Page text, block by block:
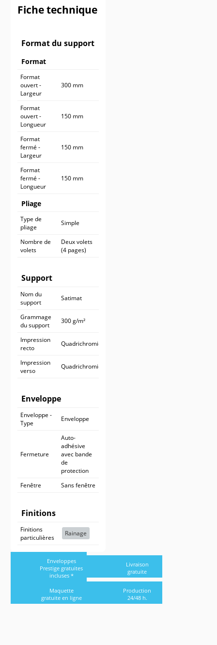
1 000 ex.664,90 €
Fiche technique
Format du support
Format
Format
ouvert -
Largeur
300 mm
Format
ouvert -
Longueur
150 mm
Format
fermé -
Largeur
150 mm
Format
fermé -
Longueur
150 mm
Pliage
Type de
pliage
Simple
Nombre de
volets
Deux volets
(4 pages)
Support
Nom du
support
Satimat
Grammage
du support
300 g/m²
Impression
recto
Quadrichromie
Impression
verso
Quadrichromie
Enveloppe
Enveloppe -
Type
Enveloppe
Fermeture
Auto-
adhésive
avec bande
de
protection
Fenêtre
Sans fenêtre
Finitions
Finitions
particulières
Rainage
Enveloppes
Prestige gratuites
incluses *
Livraison
gratuite
Maquette
gratuite en ligne
Production
24/48 h.